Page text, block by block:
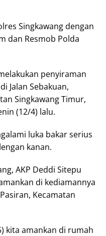
Singkawang dengan
dan Resmob Polda
penyiraman
Jalan Sebakuan,
Singkawang Timur,
(12/4) lalu.
luka bakar serius
kanan.
AKP Deddi Sitepu
di kediamannya
Kecamatan
kita amankan di rumah